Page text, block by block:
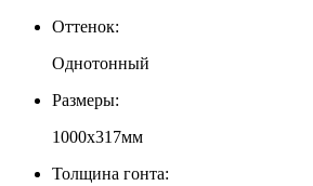
Оттенок:
Однотонный
Размеры:
1000х317мм
Толщина гонта: